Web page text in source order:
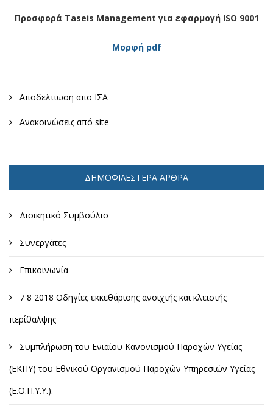
Προσφορά Taseis Management για εφαρμογή ISO 9001
Μορφή pdf
Αποδελτιωση απο ΙΣΑ
Ανακοινώσεις από site
ΔΗΜΟΦΙΛΈΣΤΕΡΑ ΆΡΘΡΑ
Διοικητικό Συμβούλιο
Συνεργάτες
Επικοινωνία
7 8 2018 Οδηγίες εκκεθάρισης ανοιχτής και κλειστής
περίθαλψης
Συμπλήρωση του Ενιαίου Κανονισμού Παροχών Υγείας
(ΕΚΠΥ) του Εθνικού Οργανισμού Παροχών Υπηρεσιών Υγείας
(Ε.Ο.Π.Υ.Υ.).